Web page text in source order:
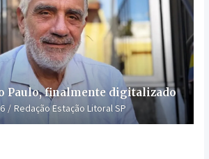
Paulo, finalmente digitalizado
Redação Estação Litoral SP